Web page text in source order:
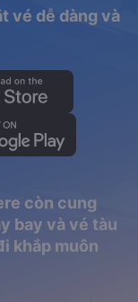
vé dễ dàng và
còn cung
bay và vé tàu
khắp muôn